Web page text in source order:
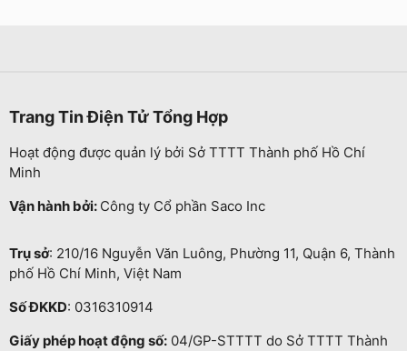
Trang Tin Điện Tử Tổng Hợp
Hoạt động được quản lý bởi Sở TTTT Thành phố Hồ Chí
Minh
Vận hành bởi: Công ty Cổ phần Saco Inc
Trụ sở: 210/16 Nguyễn Văn Luông, Phường 11, Quận 6, Thành
phố Hồ Chí Minh, Việt Nam
Số ĐKKD: 0316310914
Giấy phép hoạt động số: 04/GP-STTTT do Sở TTTT Thành